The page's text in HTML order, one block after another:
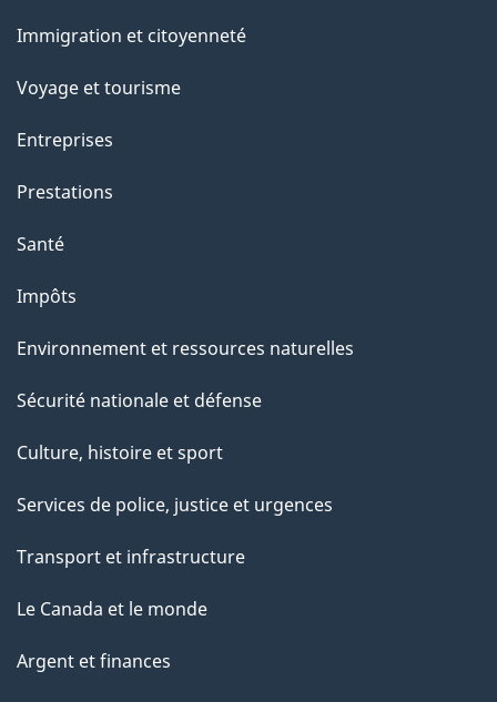
sujets
Immigration et citoyenneté
Voyage et tourisme
Entreprises
Prestations
Santé
Impôts
Environnement et ressources naturelles
Sécurité nationale et défense
Culture, histoire et sport
Services de police, justice et urgences
Transport et infrastructure
Le Canada et le monde
Argent et finances